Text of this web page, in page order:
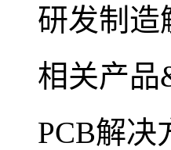
研发制造
相关产品
PCB解决